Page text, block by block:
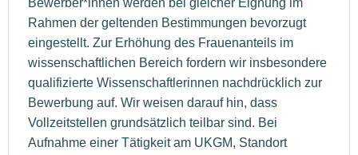
Bewerber*innen werden bei gleicher Eignung im
Rahmen der geltenden Bestimmungen bevorzugt
eingestellt. Zur Erhöhung des Frauenanteils im
wissenschaftlichen Bereich fordern wir insbesondere
qualifizierte Wissenschaftlerinnen nachdrücklich zur
Bewerbung auf. Wir weisen darauf hin, dass
Vollzeitstellen grundsätzlich teilbar sind. Bei
Aufnahme einer Tätigkeit am UKGM, Standort